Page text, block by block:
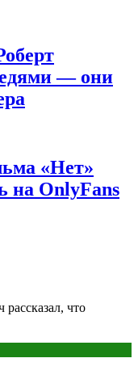
— они
«Нет»
на OnlyFans
что